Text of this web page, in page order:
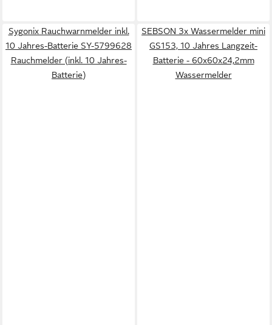
Sygonix Rauchwarnmelder inkl.
10 Jahres-Batterie SY-5799628
Rauchmelder (inkl. 10 Jahres-
Batterie)
SEBSON 3x Wassermelder mini
GS153, 10 Jahres Langzeit-
Batterie - 60x60x24,2mm
Wassermelder